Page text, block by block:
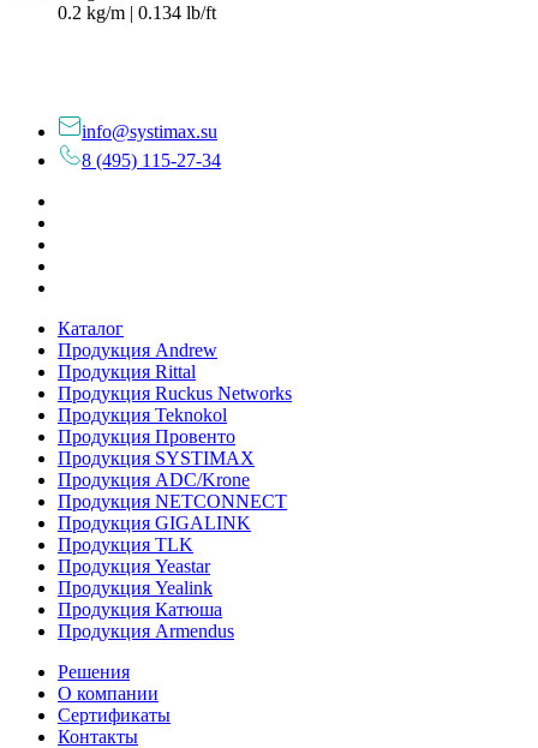
0.2 kg/m | 0.134 lb/ft
info@systimax.su
8 (495) 115-27-34
Каталог
Продукция Andrew
Продукция Rittal
Продукция Ruckus Networks
Продукция Teknokol
Продукция Провенто
Продукция SYSTIMAX
Продукция ADC/Krone
Продукция NETCONNECT
Продукция GIGALINK
Продукция TLK
Продукция Yeastar
Продукция Yealink
Продукция Катюша
Продукция Armendus
Решения
О компании
Сертификаты
Контакты